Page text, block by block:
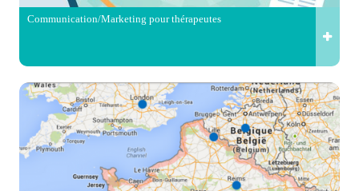
Communication/Marketing pour thérapeutes